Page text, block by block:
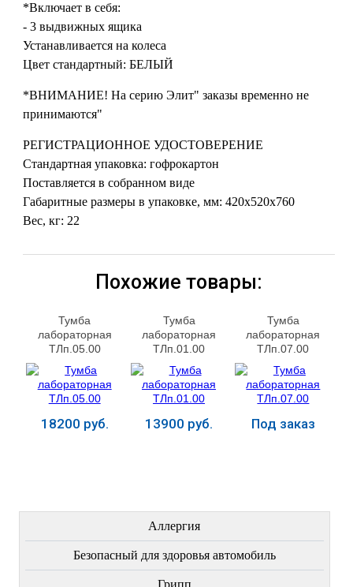
*Включает в себя:
- 3 выдвижных ящика
Устанавливается на колеса
Цвет стандартный: БЕЛЫЙ
*ВНИМАНИЕ! На серию Элит" заказы временно не
принимаются"
РЕГИСТРАЦИОННОЕ УДОСТОВЕРЕНИЕ
Стандартная упаковка: гофрокартон
Поставляется в собранном виде
Габаритные размеры в упаковке, мм: 420х520х760
Вес, кг: 22
Похожие товары:
Тумба
лабораторная
ТЛп.05.00
18200 руб.
Тумба
лабораторная
ТЛп.01.00
13900 руб.
Тумба
лабораторная
ТЛп.07.00
Под заказ
Аллергия
Безопасный для здоровья автомобиль
Грипп